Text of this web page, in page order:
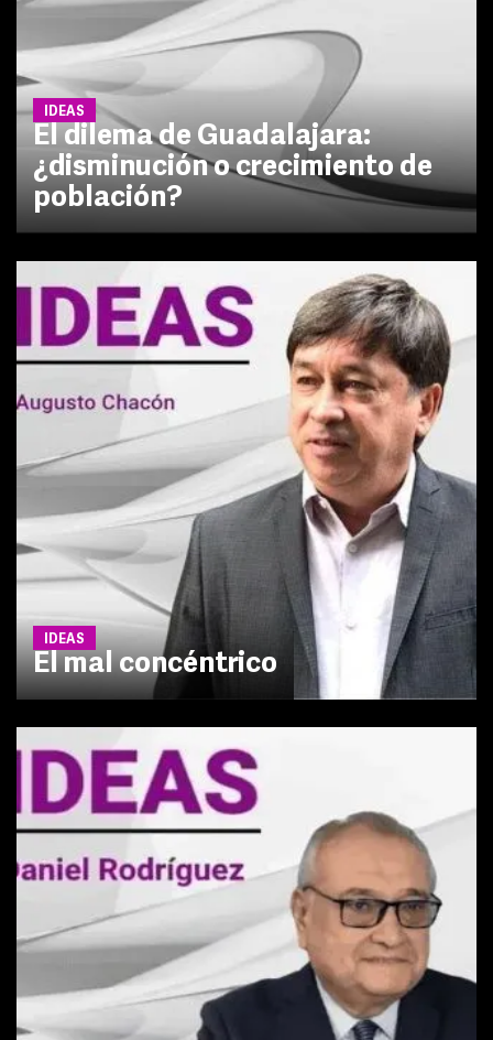
IDEAS
El dilema de Guadalajara:
¿disminución o crecimiento de
población?
IDEAS
El mal concéntrico